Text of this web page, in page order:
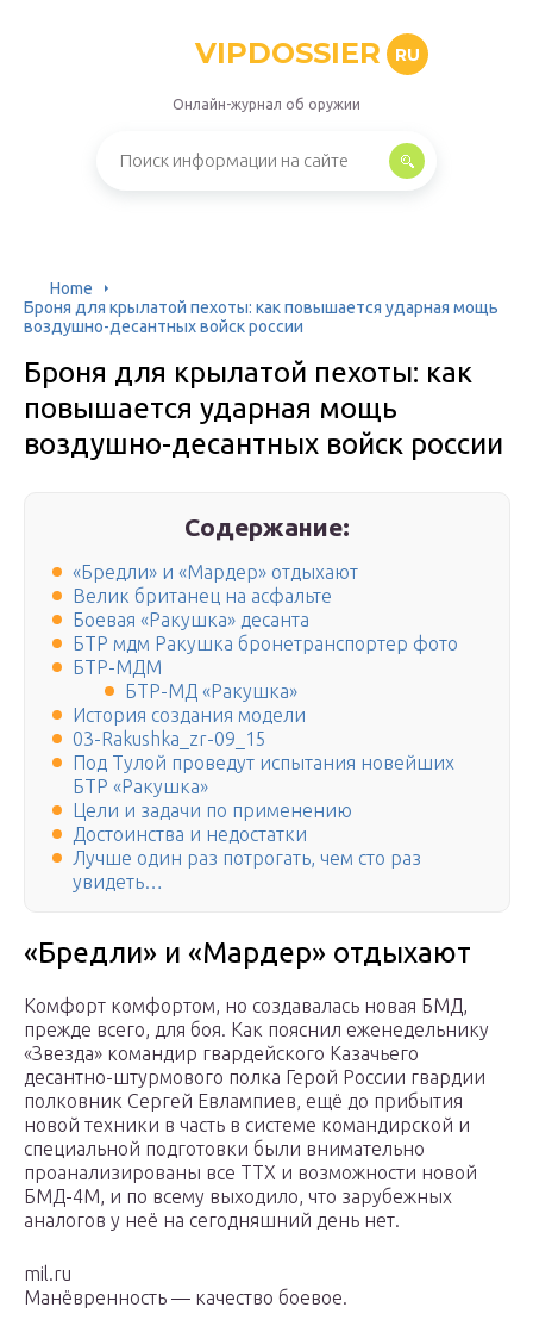
VIPDOSSIER RU
Онлайн-журнал об оружии
Home
Броня для крылатой пехоты: как повышается ударная мощь
воздушно-десантных войск россии
Броня для крылатой пехоты: как
повышается ударная мощь
воздушно-десантных войск россии
Содержание:
«Бредли» и «Мардер» отдыхают
Велик британец на асфальте
Боевая «Ракушка» десанта
БТР мдм Ракушка бронетранспортер фото
БТР-МДМ
БТР-МД «Ракушка»
История создания модели
03-Rakushka_zr-09_15
Под Тулой проведут испытания новейших
БТР «Ракушка»
Цели и задачи по применению
Достоинства и недостатки
Лучше один раз потрогать, чем сто раз
увидеть…
«Бредли» и «Мардер» отдыхают
Комфорт комфортом, но создавалась новая БМД,
прежде всего, для боя. Как пояснил еженедельнику
«Звезда» командир гвардейского Казачьего
десантно-штурмового полка Герой России гвардии
полковник Сергей Евлампиев, ещё до прибытия
новой техники в часть в системе командирской и
специальной подготовки были внимательно
проанализированы все ТТХ и возможности новой
БМД-4М, и по всему выходило, что зарубежных
аналогов у неё на сегодняшний день нет.
mil.ru
Манёвренность — качество боевое.